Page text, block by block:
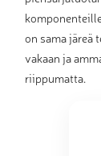
on sama järeä
vakaan ja
riippumatta.